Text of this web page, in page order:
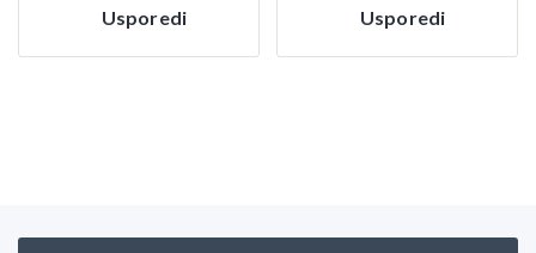
Usporedi Usporedi